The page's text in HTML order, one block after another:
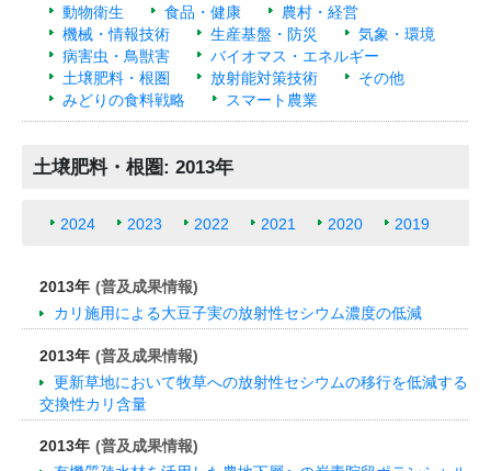
動物衛生
食品・健康
農村・経営
機械・情報技術
生産基盤・防災
気象・環境
病害虫・鳥獣害
バイオマス・エネルギー
土壌肥料・根圏
放射能対策技術
その他
みどりの食料戦略
スマート農業
土壌肥料・根圏: 2013年
2024 2023 2022 2021 2020 2019
2013年 (普及成果情報)
カリ施用による大豆子実の放射性セシウム濃度の低減
2013年 (普及成果情報)
更新草地において牧草への放射性セシウムの移行を低減する
交換性カリ含量
2013年 (普及成果情報)